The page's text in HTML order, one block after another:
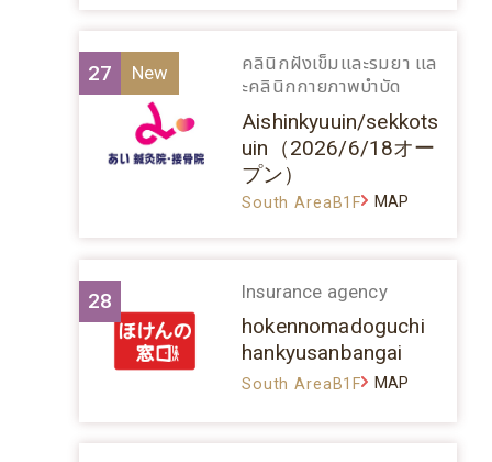
27
คลินิกฝังเข็มและรมยา แล
ะคลินิกกายภาพบำบัด
Aishinkyuuin/sekkots
uin（2026/6/18オー
プン）
South AreaB1F MAP
28 Insurance agency
hokennomadoguchi
hankyusanbangai
South AreaB1F MAP